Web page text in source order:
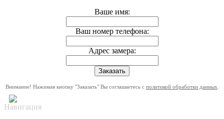
Ваше имя:
Ваш номер телефона:
Адрес замера:
Внимание! Нажимая кнопку "Заказать" Вы соглашаетесь с политикой обработки данных
Навигация